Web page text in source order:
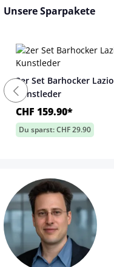
Unsere Sparpakete
2er Set Barhocker Lazio
Kunstleder
CHF 159.90*
Du sparst: CHF 29.90